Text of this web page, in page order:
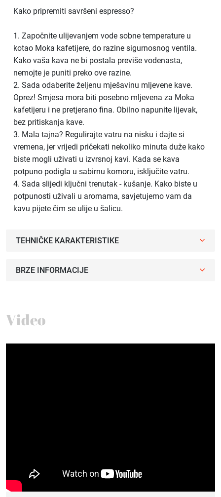
Kako pripremiti savršeni espresso?
1. Započnite ulijevanjem vode sobne temperature u
kotao Moka kafetijere, do razine sigurnosnog ventila.
Kako vaša kava ne bi postala previše vodenasta,
nemojte je puniti preko ove razine.
2. Sada odaberite željenu mješavinu mljevene kave.
Oprez! Smjesa mora biti posebno mljevena za Moka
kafetijeru i ne pretjerano fina. Obilno napunite lijevak,
bez pritiskanja kave.
3. Mala tajna? Regulirajte vatru na nisku i dajte si
vremena, jer vrijedi pričekati nekoliko minuta duže kako
biste mogli uživati u izvrsnoj kavi. Kada se kava
potpuno podigla u sabirnu komoru, isključite vatru.
4. Sada slijedi ključni trenutak - kušanje. Kako biste u
potpunosti uživali u aromama, savjetujemo vam da
kavu pijete čim se ulije u šalicu.
TEHNIČKE KARAKTERISTIKE
BRZE INFORMACIJE
Video